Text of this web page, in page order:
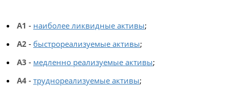
А1 - наиболее ликвидные активы;
А2 - быстрореализуемые активы;
А3 - медленно реализуемые активы;
А4 - труднореализуемые активы;